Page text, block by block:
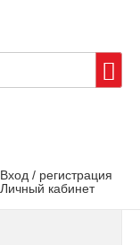
Вход / регистрация
Личный кабинет